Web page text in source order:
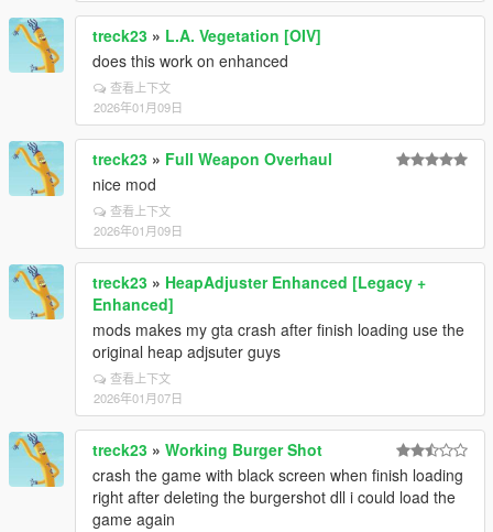
treck23 » L.A. Vegetation [OIV]
does this work on enhanced
查看上下文
2026年01月09日
treck23 » Full Weapon Overhaul
nice mod
查看上下文
2026年01月09日
treck23 » HeapAdjuster Enhanced [Legacy +
Enhanced]
mods makes my gta crash after finish loading use the
original heap adjsuter guys
查看上下文
2026年01月07日
treck23 » Working Burger Shot
crash the game with black screen when finish loading
right after deleting the burgershot dll i could load the
game again